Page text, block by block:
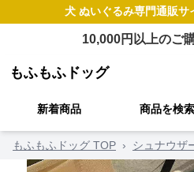
犬 ぬいぐるみ専門通販サ
10,000円以上のご
もふもふドッグ
新着商品 商品を検索
もふもふドッグ TOP › シュナウザ